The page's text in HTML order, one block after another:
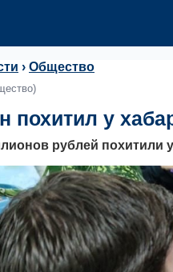
› Общество
похитил у
рублей похитили